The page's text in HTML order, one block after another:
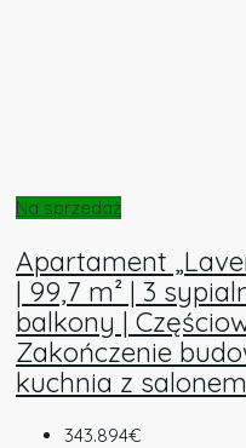
Na sprzedaż
Apartament
| 99,7 m² | 3
balkony |
Zakończenie
kuchnia z salonem
343.894€